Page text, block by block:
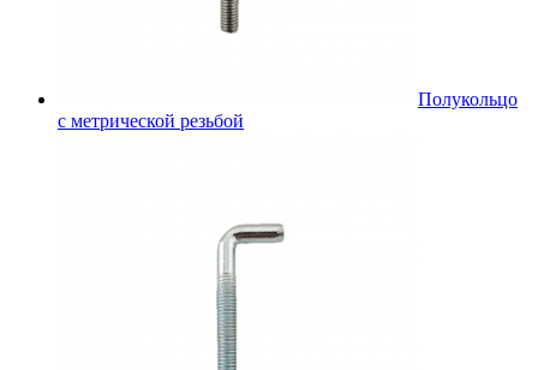
Полукольцо
с метрической резьбой